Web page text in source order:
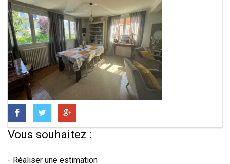
Vous souhaitez :
- Réaliser une estimation